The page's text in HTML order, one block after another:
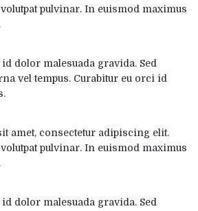
pulvinar. In euismod maximus
dolor malesuada gravida. Sed
vel tempus. Curabitur eu orci id
amet, consectetur adipiscing elit.
pulvinar. In euismod maximus
dolor malesuada gravida. Sed